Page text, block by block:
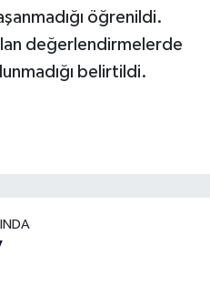
öğrenildi.
değerlendirmelerde
belirtildi.